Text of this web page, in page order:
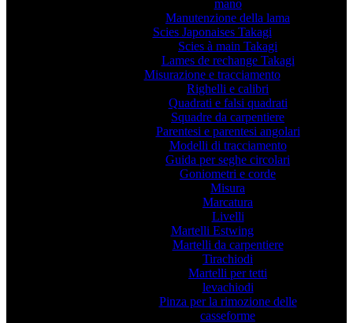
mano
Manutenzione della lama
Scies Japonaises Takagi
Scies à main Takagi
Lames de rechange Takagi
Misurazione e tracciamento
Righelli e calibri
Quadrati e falsi quadrati
Squadre da carpentiere
Parentesi e parentesi angolari
Modelli di tracciamento
Guida per seghe circolari
Goniometri e corde
Misura
Marcatura
Livelli
Martelli Estwing
Martelli da carpentiere
Tirachiodi
Martelli per tetti
levachiodi
Pinza per la rimozione delle
casseforme